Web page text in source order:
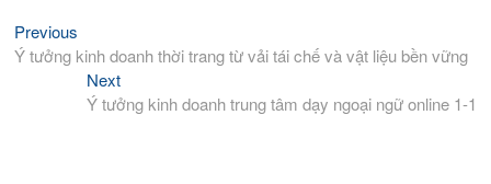
Điều
hướng
Previous
post:
Ý tưởng kinh doanh thời trang từ vải tái chế và vật liệu bền vững
NextNext
post:
Ý tưởng kinh doanh trung tâm dạy ngoại ngữ online 1-1